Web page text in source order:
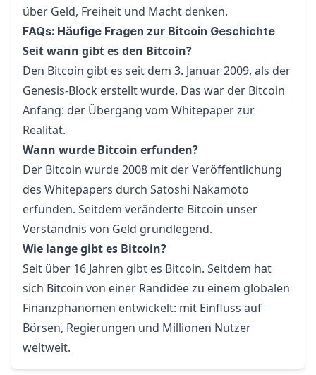
über Geld, Freiheit und Macht denken.
FAQs: Häufige Fragen zur Bitcoin Geschichte
Seit wann gibt es den Bitcoin?
Den Bitcoin gibt es seit dem 3. Januar 2009, als der
Genesis-Block erstellt wurde. Das war der Bitcoin
Anfang: der Übergang vom Whitepaper zur
Realität.
Wann wurde Bitcoin erfunden?
Der Bitcoin wurde 2008 mit der Veröffentlichung
des Whitepapers durch Satoshi Nakamoto
erfunden. Seitdem veränderte Bitcoin unser
Verständnis von Geld grundlegend.
Wie lange gibt es Bitcoin?
Seit über 16 Jahren gibt es Bitcoin. Seitdem hat
sich Bitcoin von einer Randidee zu einem globalen
Finanzphänomen entwickelt: mit Einfluss auf
Börsen, Regierungen und Millionen Nutzer
weltweit.